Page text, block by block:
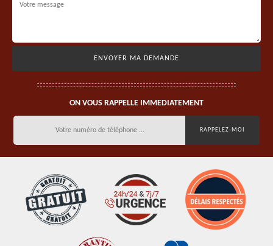
ON VOUS RAPPELLE IMMEDIATEMENT